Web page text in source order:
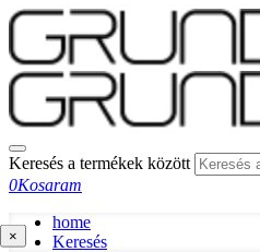
Keresés a termékek között
0Kosaram
home
Keresés
×